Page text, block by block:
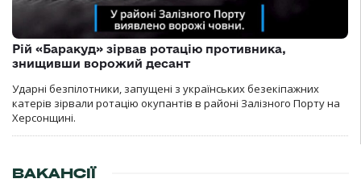
Рій «Баракуд» зірвав ротацію противника,
знищивши ворожий десант
Ударні безпілотники, запущені з українських безекіпажних
катерів зірвали ротацію окупантів в районі Залізного Порту на
Херсонщині.
ВАКАНСІЇ